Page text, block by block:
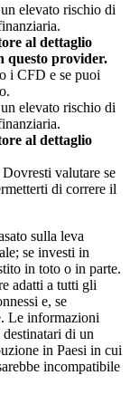
elevato rischio di
al dettaglio
questo provider.
i CFD e se puoi
elevato rischio di
al dettaglio
valutare se
di correre il
sulla leva
se investi in
in toto o in parte.
adatti a tutti gli
e, se
Le informazioni
di un
in Paesi in cui
incompatibile